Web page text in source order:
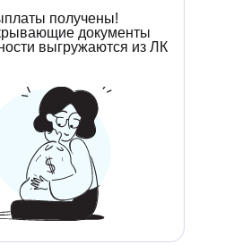
получены!
документы
выгружаются из ЛК